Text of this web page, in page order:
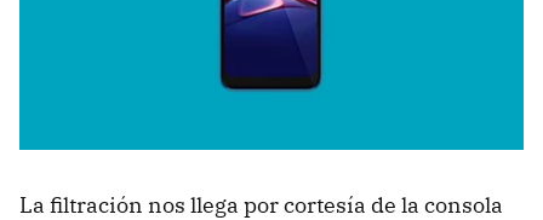
La filtración nos llega por cortesía de la consola